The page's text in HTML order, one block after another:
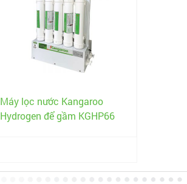
Máy lọc nước Kangaroo
Hydrogen để gầm KGHP66